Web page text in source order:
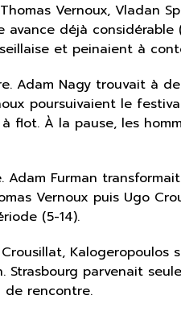
Vernoux, Vladan
déjà considérable
et peinaient à
Adam Nagy trouvait à
poursuivaient le
flot. À la pause, les
Furman
Vernoux puis Ugo
(5-14).
Kalogeropoulos
parvenait
de rencontre.